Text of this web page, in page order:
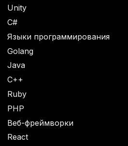
Unity
C#
Языки программирования
Golang
Java
C++
Ruby
PHP
Веб-фреймворки
React